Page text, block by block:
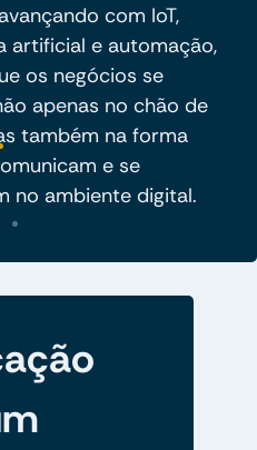
com IoT,
artificial e automação,
os negócios se
apenas no chão de
também na forma
e se
no ambiente digital.